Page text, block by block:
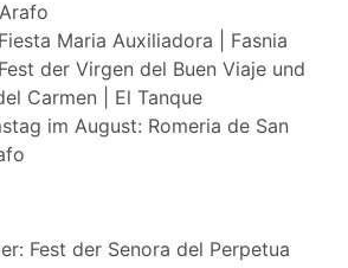
Maria Auxiliadora | Fasnia
der Virgen del Buen Viaje und
Carmen | El Tanque
im August: Romeria de San
Fest der Senora del Perpetua